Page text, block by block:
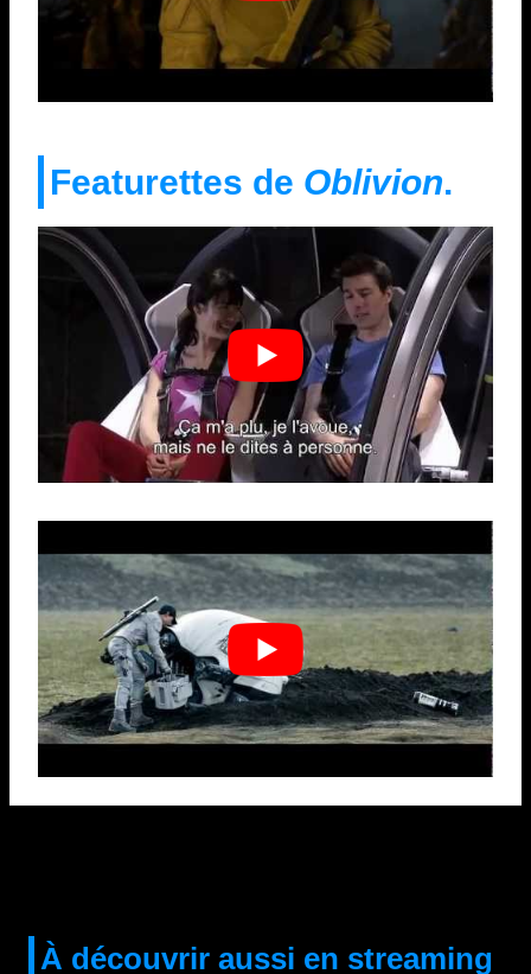
Featurettes de Oblivion.
À découvrir aussi en streaming